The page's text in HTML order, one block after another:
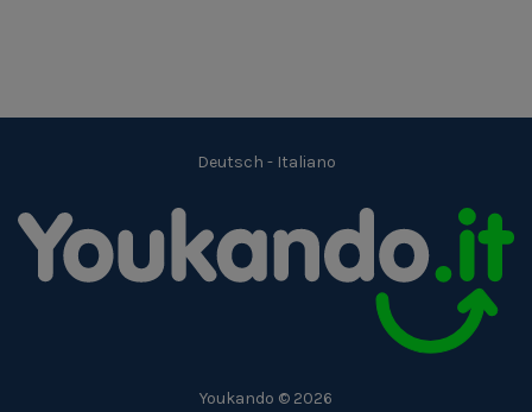
Deutsch - Italiano
Youkando © 2026